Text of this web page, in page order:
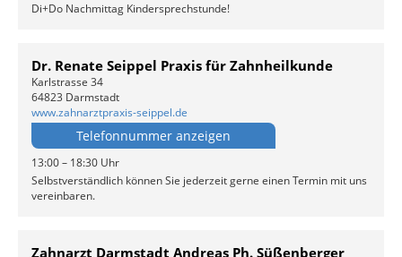
Di+Do Nachmittag Kindersprechstunde!
Dr. Renate Seippel Praxis für Zahnheilkunde
Karlstrasse 34
64823 Darmstadt
www.zahnarztpraxis-seippel.de
Telefonnummer anzeigen
13:00 – 18:30 Uhr
Selbstverständlich können Sie jederzeit gerne einen Termin mit uns
vereinbaren.
Zahnarzt Darmstadt Andreas Ph. Süßenberger